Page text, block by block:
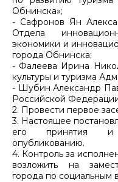
Обнинска»;
- Сафронов Ян
Отдела
экономики и
города Обнинска;
- Фалеева Ирина
культуры и туризма
- Шубин Александр
Российской
2. Провести первое
3. Настоящее
его принятия и
опубликованию.
4. Контроль за
возложить на
города по социальным